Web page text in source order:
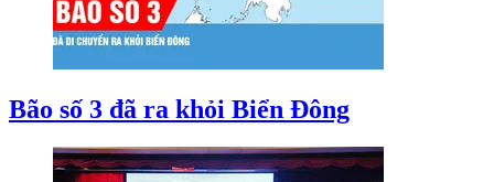
Bão số 3 đã ra khỏi Biển Đông